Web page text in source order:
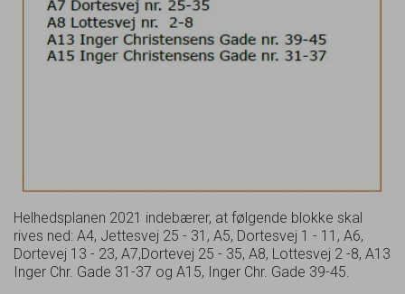
Helhedsplanen 2021 indebærer, at følgende blokke skal
rives ned: A4, Jettesvej 25 - 31, A5, Dortesvej 1 - 11, A6,
Dortevej 13 - 23, A7,Dortevej 25 - 35, A8, Lottesvej 2 -8, A13
Inger Chr. Gade 31-37 og A15, Inger Chr. Gade 39-45.